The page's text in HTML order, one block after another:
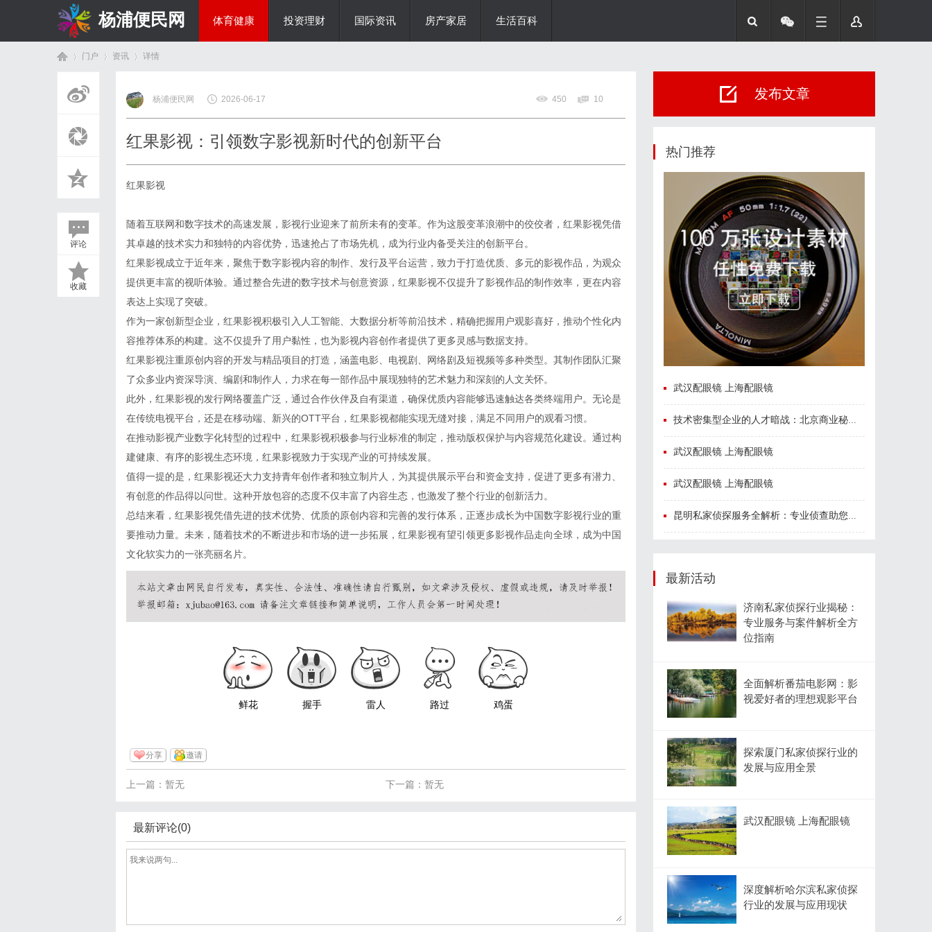
杨浦便民网 体育健康 投资理财 国际资讯 房产家居 生活百科
门户 资讯
›
详情
评论
收藏
杨浦便民网 2026-06-17 450 10
红果影视：引领数字影视新时代的创新平台
红果影视
随着互联网和数字技术的高速发展，影视行业迎来了前所未有的变革。作为这股变革浪潮中的佼佼者，红果影视凭借
其卓越的技术实力和独特的内容优势，迅速抢占了市场先机，成为行业内备受关注的创新平台。
红果影视成立于近年来，聚焦于数字影视内容的制作、发行及平台运营，致力于打造优质、多元的影视作品，为观众
提供更丰富的视听体验。通过整合先进的数字技术与创意资源，红果影视不仅提升了影视作品的制作效率，更在内容
表达上实现了突破。
作为一家创新型企业，红果影视积极引入人工智能、大数据分析等前沿技术，精确把握用户观影喜好，推动个性化内
容推荐体系的构建。这不仅提升了用户黏性，也为影视内容创作者提供了更多灵感与数据支持。
红果影视注重原创内容的开发与精品项目的打造，涵盖电影、电视剧、网络剧及短视频等多种类型。其制作团队汇聚
了众多业内资深导演、编剧和制作人，力求在每一部作品中展现独特的艺术魅力和深刻的人文关怀。
此外，红果影视的发行网络覆盖广泛，通过合作伙伴及自有渠道，确保优质内容能够迅速触达各类终端用户。无论是
在传统电视平台，还是在移动端、新兴的OTT平台，红果影视都能实现无缝对接，满足不同用户的观看习惯。
在推动影视产业数字化转型的过程中，红果影视积极参与行业标准的制定，推动版权保护与内容规范化建设。通过构
建健康、有序的影视生态环境，红果影视致力于实现产业的可持续发展。
值得一提的是，红果影视还大力支持青年创作者和独立制片人，为其提供展示平台和资金支持，促进了更多有潜力、
有创意的作品得以问世。这种开放包容的态度不仅丰富了内容生态，也激发了整个行业的创新活力。
总结来看，红果影视凭借先进的技术优势、优质的原创内容和完善的发行体系，正逐步成长为中国数字影视行业的重
要推动力量。未来，随着技术的不断进步和市场的进一步拓展，红果影视有望引领更多影视作品走向全球，成为中国
文化软实力的一张亮丽名片。
鲜花 握手 雷人 路过 鸡蛋
分享 邀请
下一篇：暂无
上一篇：暂无
最新评论(0)
发布文章
热门推荐
武汉配眼镜 上海配眼镜
技术密集型企业的人才暗战：北京商业秘密律师如何守住“人带技术走”的底线
武汉配眼镜 上海配眼镜
武汉配眼镜 上海配眼镜
昆明私家侦探服务全解析：专业侦查助您解决疑难问题
最新活动
济南私家侦探行业揭秘：
专业服务与案件解析全方
位指南
全面解析番茄电影网：影
视爱好者的理想观影平台
探索厦门私家侦探行业的
发展与应用全景
武汉配眼镜 上海配眼镜
深度解析哈尔滨私家侦探
行业的发展与应用现状